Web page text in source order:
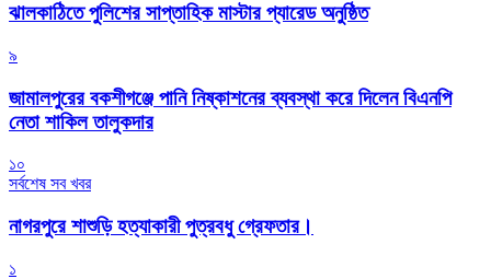
‎ঝালকাঠিতে পুলিশের সাপ্তাহিক মাস্টার প্যারেড অনুষ্ঠিত
৯
জামালপুরের বকশীগঞ্জে পানি নিষ্কাশনের ব্যবস্থা করে দিলেন বিএনপি
নেতা শাকিল তালুকদার
১০
সর্বশেষ সব খবর
নাগরপুরে শাশুড়ি হত্যাকারী পুত্রবধু গ্রেফতার।
১